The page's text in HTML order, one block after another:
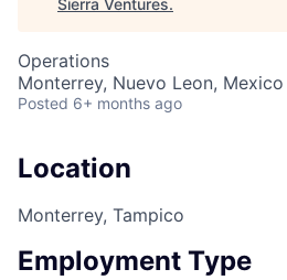
Sierra Ventures.
Operations
Monterrey, Nuevo Leon, Mexico
Posted 6+ months ago
Location
Monterrey, Tampico
Employment Type